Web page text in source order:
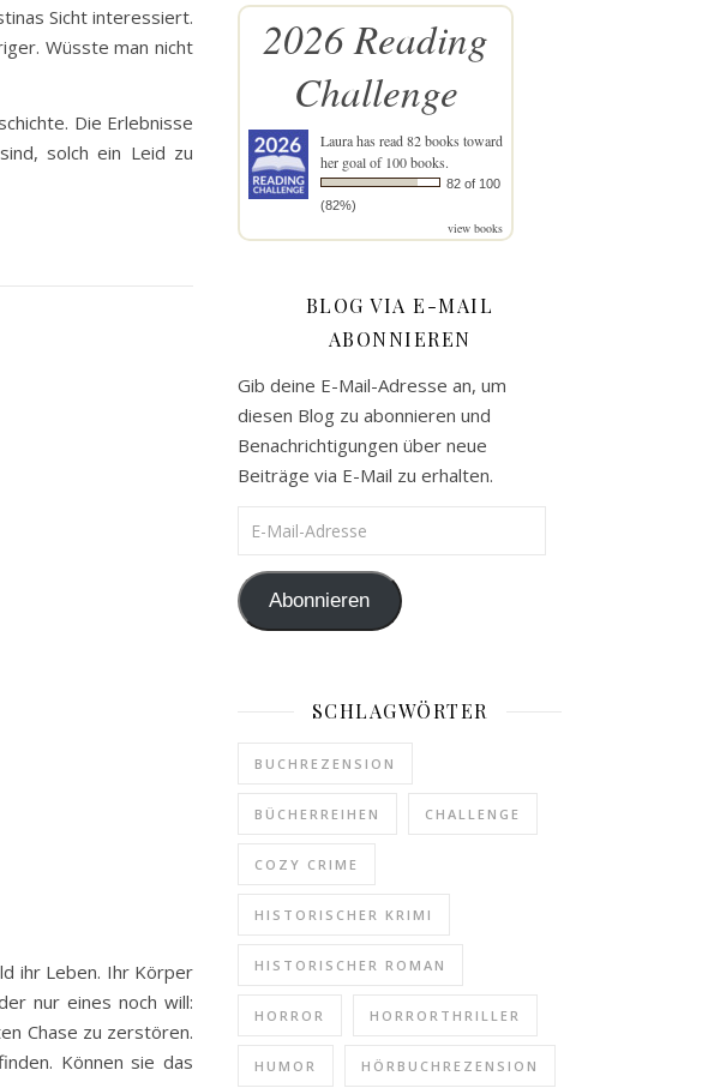
Sicht interessiert.
Wüsste man nicht
Die Erlebnisse
solch ein Leid zu
ihr Leben. Ihr Körper
nur eines noch will:
Chase zu zerstören.
Können sie das
2026 Reading
Challenge
Laurahas read 82 books toward
her goal of 100 books.
82 of 100
(82%)
view books
BLOG VIA E-MAIL
ABONNIEREN
Gib deine E-Mail-Adresse an, um
diesen Blog zu abonnieren und
Benachrichtigungen über neue
Beiträge via E-Mail zu erhalten.
E-Mail-Adresse
Abonnieren
SCHLAGWÖRTER
BUCHREZENSION
BÜCHERREIHEN CHALLENGE
COZY CRIME
HISTORISCHER KRIMI
HISTORISCHER ROMAN
HORROR HORRORTHRILLER
HUMOR HÖRBUCHREZENSION